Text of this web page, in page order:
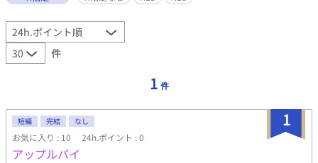
件
1 件
1
短編 完結 なし
お気に入り : 10 24h.ポイント : 0
アップルパイ